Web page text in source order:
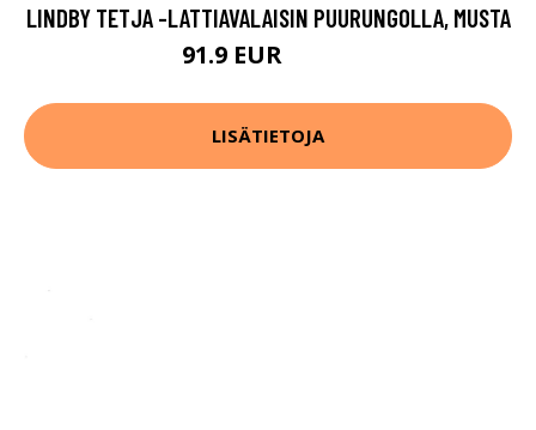
LINDBY TETJA -LATTIAVALAISIN PUURUNGOLLA, MUSTA
91.9 EUR
LISÄTIETOJA